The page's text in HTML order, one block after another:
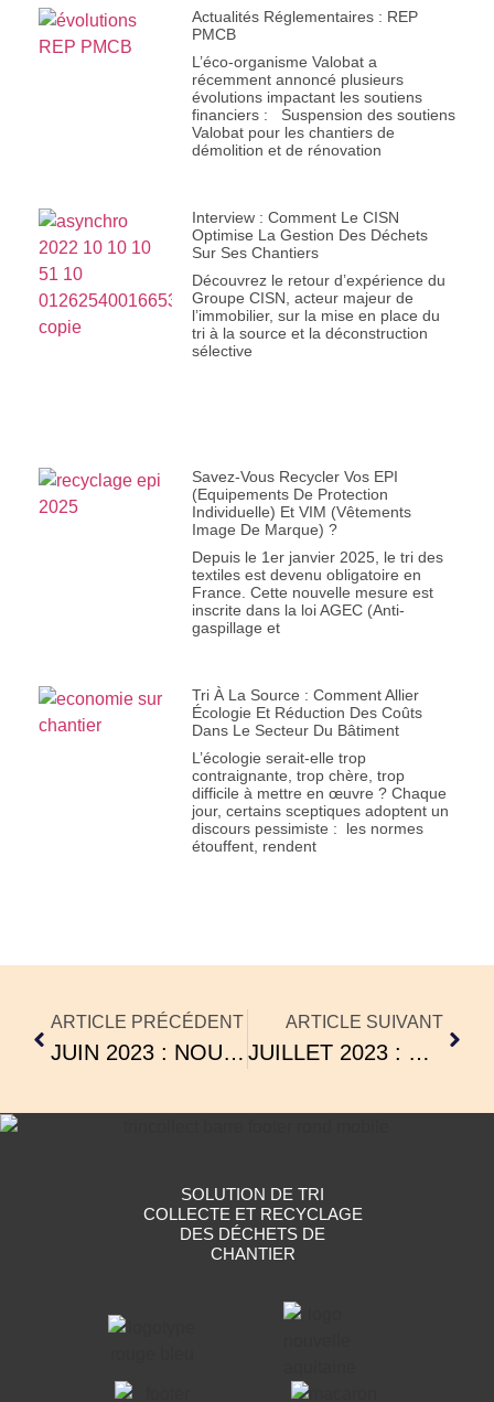
Actualités Réglementaires : REP
PMCB
L’éco-organisme Valobat a
récemment annoncé plusieurs
évolutions impactant les soutiens
financiers : Suspension des soutiens
Valobat pour les chantiers de
démolition et de rénovation
Interview : Comment Le CISN
Optimise La Gestion Des Déchets
Sur Ses Chantiers
Découvrez le retour d’expérience du
Groupe CISN, acteur majeur de
l’immobilier, sur la mise en place du
tri à la source et la déconstruction
sélective
Savez-Vous Recycler Vos EPI
(Equipements De Protection
Individuelle) Et VIM (Vêtements
Image De Marque) ?
Depuis le 1er janvier 2025, le tri des
textiles est devenu obligatoire en
France. Cette nouvelle mesure est
inscrite dans la loi AGEC (Anti-
gaspillage et
Tri À La Source : Comment Allier
Écologie Et Réduction Des Coûts
Dans Le Secteur Du Bâtiment
L’écologie serait-elle trop
contraignante, trop chère, trop
difficile à mettre en œuvre ? Chaque
jour, certains sceptiques adoptent un
discours pessimiste : les normes
étouffent, rendent
ARTICLE PRÉCÉDENT
JUIN 2023 : NOUS RECRUTONS !
ARTICLE SUIVANT
JUILLET 2023 : RAPPORT ANNUEL DE MISSION
SOLUTION DE TRI
COLLECTE ET RECYCLAGE
DES DÉCHETS DE
CHANTIER